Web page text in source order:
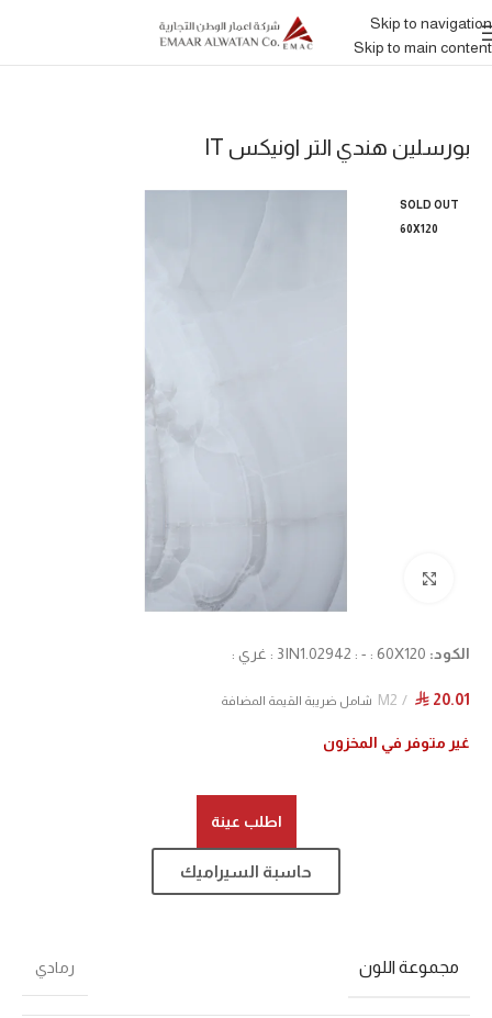
Skip to navigation
Skip to main content
بورسلين هندي التر اونيكس IT
SOLD OUT
60X120
الكود: 3IN1.02942 : - : 60X120 : غري :
⃁ 20.01
M2 شامل ضريبة القيمة المضافة
غير متوفر في المخزون
اطلب عينة
حاسبة السيراميك
مجموعة اللون رمادي